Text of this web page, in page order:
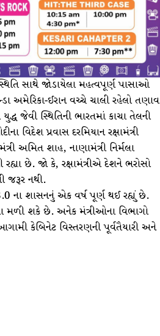
સાથે જોડાયેલા મહત્વપૂર્ણ પાસાઓ
અમેરિકા-ઈરાન વચ્ચે ચાલી રહેલો તણાવ
જેવી સ્થિતિની ભારતમાં કાચા તેલની
વિદેશ પ્રવાસ દરમિયાન રક્ષામંત્રી
અમિત શાહ, નાણામંત્રી નિર્મલા
છે. જો કે, રક્ષામંત્રીએ દેશને ભરોસો
જરૂર નથી.
ના શાસનનું એક વર્ષ પૂર્ણ થઈ રહ્યું છે.
મળી શકે છે. અનેક મંત્રીઓના વિભાગો
કેબિનેટ વિસ્તરણની પૂર્વતૈયારી અને